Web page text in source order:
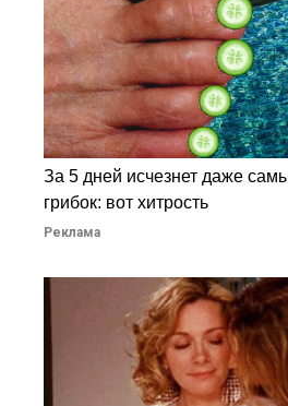
За 5 дней исчезнет даже
грибок: вот хитрость
Реклама